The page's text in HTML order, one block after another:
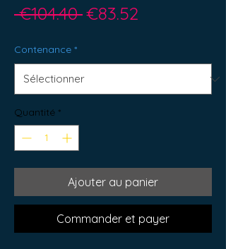
€104.40 Prix
€83.52
Contenance *
Quantité *
Ajouter au panier
Commander et payer